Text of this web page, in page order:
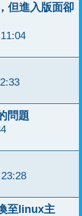
但進入版面卻
問題
至linux主